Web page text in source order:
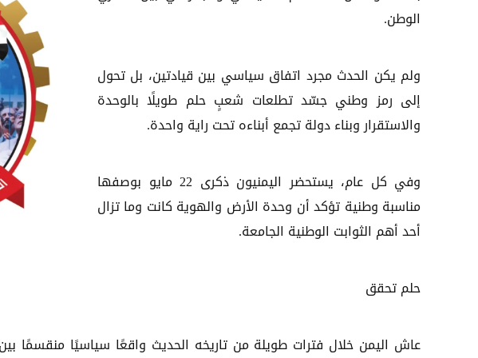
الوطن.
ولم يكن الحدث مجرد اتفاق سياسي بين قيادتين، بل تحول
إلى رمز وطني جسّد تطلعات شعبٍ حلم طويلًا بالوحدة
والاستقرار وبناء دولة تجمع أبناءه تحت راية واحدة.
وفي كل عام، يستحضر اليمنيون ذكرى 22 مايو بوصفها
مناسبة وطنية تؤكد أن وحدة الأرض والهوية كانت وما تزال
أحد أهم الثوابت الوطنية الجامعة.
حلم تحقق
عاش اليمن خلال فترات طويلة من تاريخه الحديث واقعًا سياسيًا منقسمًا